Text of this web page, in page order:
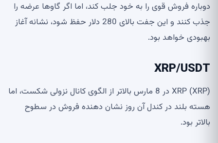
دوباره فروش قوی را به خود جلب کند، اما اگر گاوها عرضه را
جذب کنند و این جفت بالای 280 دلار حفظ شود، نشانه آغاز
بهبودی خواهد بود.
XRP/USDT
XRP (XRP) در 8 مارس بالاتر از الگوی کانال نزولی شکست، اما
هسته بلند در کندل آن روز نشان دهنده فروش در سطوح
بالاتر بود.